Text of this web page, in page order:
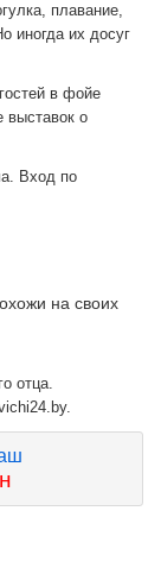
плавание,
иногда их досуг
в фойе
выставок о
Вход по
на своих
отца.